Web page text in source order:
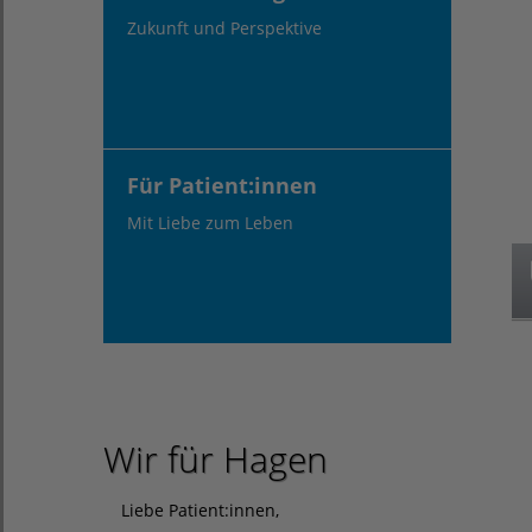
Zukunft und Perspektive
Für Patient:innen
Mit Liebe zum Leben
Wir für Hagen
Liebe Patient:innen,